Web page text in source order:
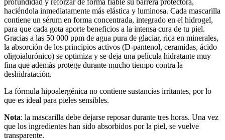
haciéndola inmediatamente más elástica y luminosa. Cada mascarilla
contiene un sérum en forma concentrada, integrado en el hidrogel,
para que cada gota aporte beneficios a la intensa cura de tu piel.
Gracias a las 50 000 ppm de agua pura de glaciar, rica en minerales,
la absorción de los principios activos (D-pantenol, ceramidas, ácido
oligoialurónico) se optimiza y se deja una película hidratante muy
fina que además protege durante mucho tiempo contra la
deshidratación.
La fórmula hipoalergénica no contiene sustancias irritantes, por lo
que es ideal para pieles sensibles.
Nota: la mascarilla debe dejarse reposar durante tres horas. Una vez
que los ingredientes han sido absorbidos por la piel, se vuelve
transparente.